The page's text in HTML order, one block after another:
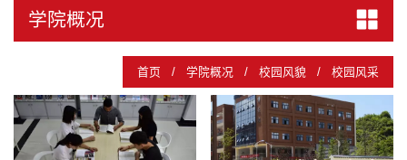
采
学院概况
首页 / 学院概况 / 校园风貌 / 校园风采